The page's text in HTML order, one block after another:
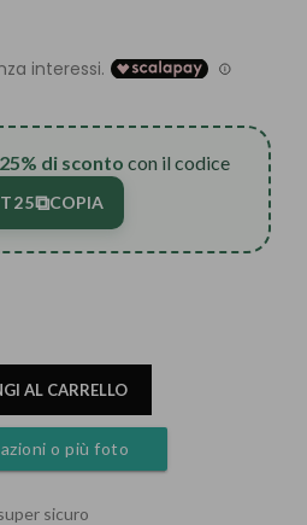
25% di sconto con il codice
⧉COPIA
AL CARRELLO
o più foto
sicuro